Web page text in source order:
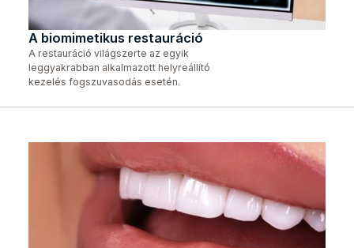
A biomimetikus restauráció
A restauráció világszerte az egyik
leggyakrabban alkalmazott helyreállító
kezelés fogszuvasodás esetén.